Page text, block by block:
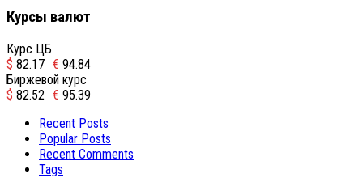
Курсы валют
Курс ЦБ
$ 82.17 € 94.84
Биржевой курс
$ 82.52 € 95.39
Recent Posts
Popular Posts
Recent Comments
Tags